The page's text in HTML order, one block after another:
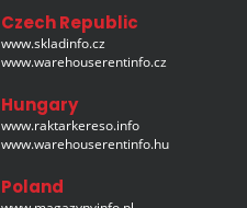
Czech Republic
www.skladinfo.cz
www.warehouserentinfo.cz
Hungary
www.raktarkereso.info
www.warehouserentinfo.hu
Poland